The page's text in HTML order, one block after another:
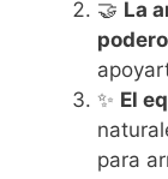
🤝 La
✨ El
para